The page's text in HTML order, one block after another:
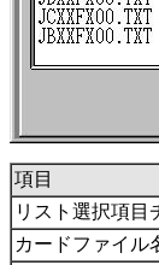
項目
リスト選択項目
カードファイル